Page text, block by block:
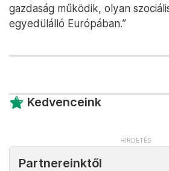
gazdaság működik, olyan
egyedülálló Európában.”
Kedvenceink
Partnereinktől